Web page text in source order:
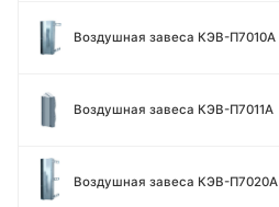
Воздушная завеса КЭВ-П7010A
Воздушная завеса КЭВ-П7011A
Воздушная завеса КЭВ-П7020A